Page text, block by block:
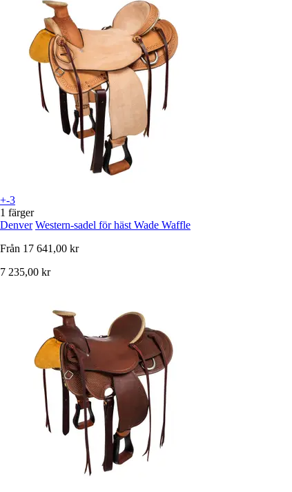
+-3
1 färger
Denver Western-sadel för häst Wade Waffle
Från 17 641,00 kr
7 235,00 kr